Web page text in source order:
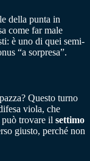
della punta in
come far male
è uno di quei semi-
“a sorpresa”.
Questo turno
viola, che
può trovare il settimo
giusto, perché non